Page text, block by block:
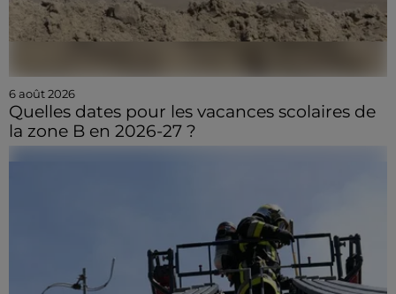
6 août 2026
Quelles dates pour les vacances scolaires de
la zone B en 2026-27 ?